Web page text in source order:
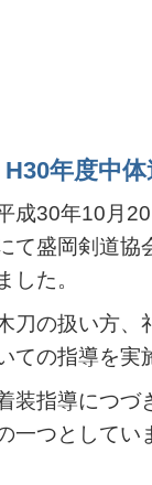
H30年度中
成30年10月
て盛岡剣道協
した。
刀の扱い方、
ての指導を実
装指導につづ
一つとしてい